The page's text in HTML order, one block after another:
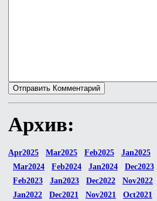
Архив:
Apr2025 Mar2025 Feb2025 Jan2025
Mar2024
Feb2024 Jan2024 Dec2023
Feb2023
Jan2023 Dec2022 Nov2022
Jan2022
Dec2021 Nov2021 Oct2021